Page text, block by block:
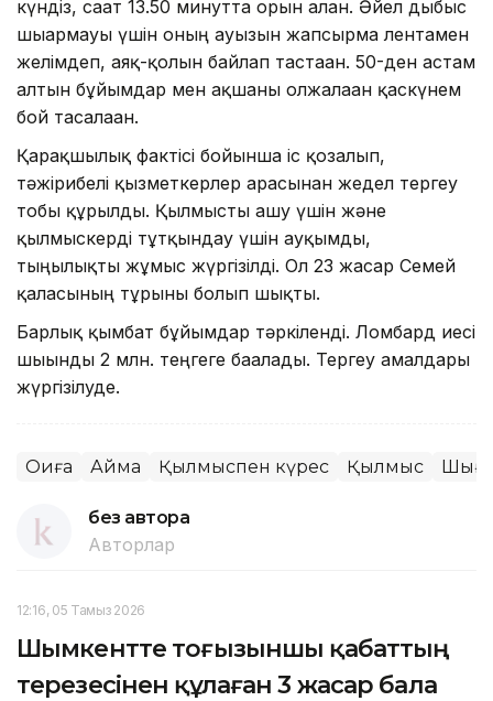
күндіз, сағат 13.50 минутта орын алған. Әйел дыбыс
шығармауы үшін оның ауызын жапсырма лентамен
желімдеп, аяқ-қолын байлап тастаған. 50-ден астам
алтын бұйымдар мен ақшаны олжалаған қаскүнем
бой тасалаған.
Қарақшылық фактісі бойынша іс қозғалып,
тәжірибелі қызметкерлер арасынан жедел тергеу
тобы құрылды. Қылмысты ашу үшін және
қылмыскерді тұтқындау үшін ауқымды,
тыңғылықты жұмыс жүргізілді. Ол 23 жасар Семей
қаласының тұрғыны болып шықты.
Барлық қымбат бұйымдар тәркіленді. Ломбард иесі
шығынды 2 млн. теңгеге бағалады. Тергеу амалдары
жүргізілуде.
Оқиға Аймақ Қылмыспен күрес Қылмыс
без автора
Авторлар
12:16, 05 Тамыз 2026
Шымкентте тоғызыншы қабаттың
терезесінен құлаған 3 жасар бала